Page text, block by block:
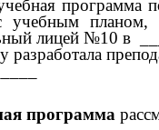
программа
с учебным
лицей №10 в
программа